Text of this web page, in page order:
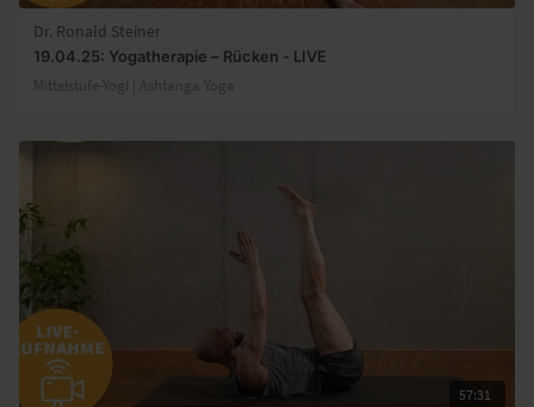
Dr. Ronald Steiner
19.04.25: Yogatherapie – Rücken - LIVE
Mittelstufe-Yogi | Ashtanga Yoga
57:31